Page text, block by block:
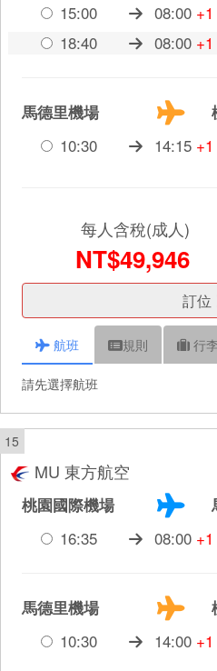
15:00
08:00 +1
18:40
08:00 +1
馬德里機場
10:30
14:15 +1
每人含稅(成人)
NT$49,946
訂位
航班 規則 行李
請先選擇航班
15
MU 東方航空
桃園國際機場
16:35
08:00 +1
馬德里機場
10:30
14:00 +1